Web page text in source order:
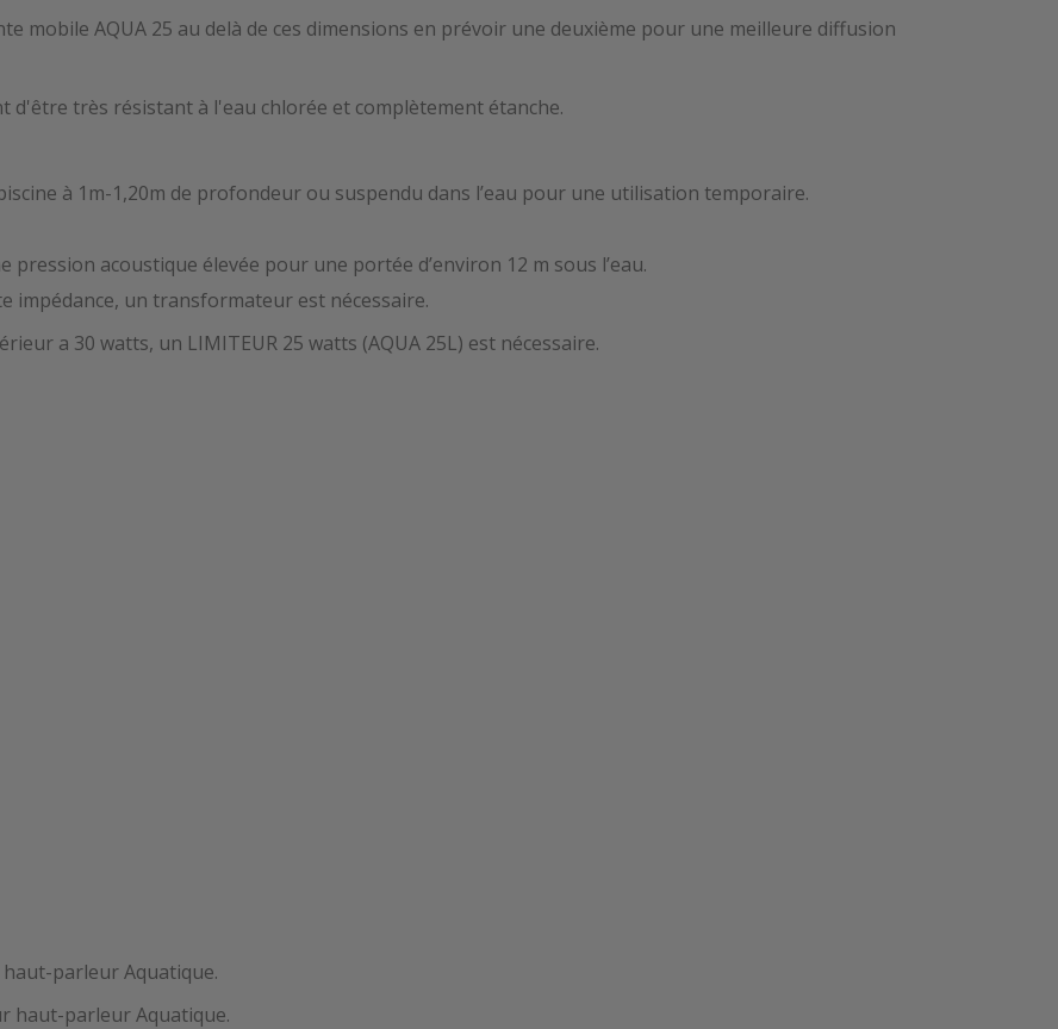
mobile AQUA 25 au delà de ces dimensions en prévoir une deuxième pour une meilleure diffusion
d'être très résistant à l'eau chlorée et complètement étanche.
à 1m-1,20m de profondeur ou suspendu dans l’eau pour une utilisation temporaire.
pression acoustique élevée pour une portée d’environ 12 m sous l’eau.
impédance, un transformateur est nécessaire.
a 30 watts, un LIMITEUR 25 watts (AQUA 25L) est nécessaire.
haut-parleur Aquatique.
haut-parleur Aquatique.